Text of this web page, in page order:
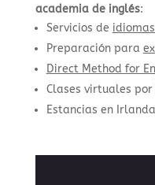
academia de inglés:
Servicios de
Preparación para
Direct Method for
Clases virtuales
Estancias en